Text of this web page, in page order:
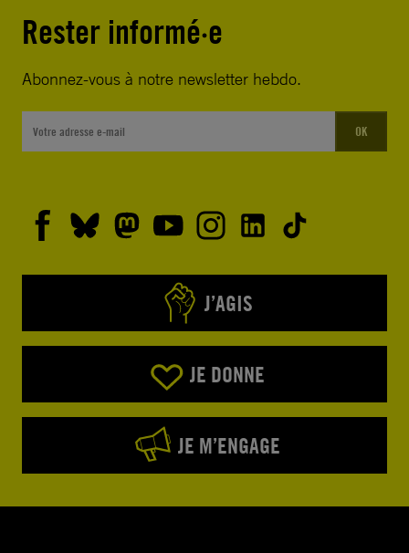
Rester informé·e
Abonnez-vous à notre newsletter hebdo.
OK
J’AGIS
JE DONNE
JE M’ENGAGE